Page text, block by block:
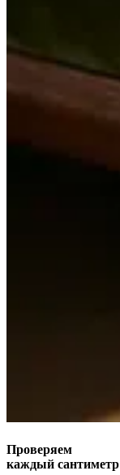
Проверяем
каждый сантиметр